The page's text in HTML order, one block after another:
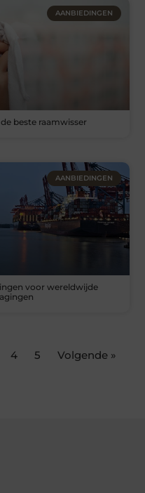
AANBIEDINGEN
beste raamwisser
AANBIEDINGEN
voor wereldwijde
4 5 Volgende »